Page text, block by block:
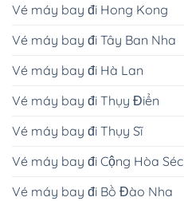
Vé máy bay đi Hong Kong
Vé máy bay đi Tây Ban Nha
Vé máy bay đi Hà Lan
Vé máy bay đi Thụy Điển
Vé máy bay đi Thụy Sĩ
Vé máy bay đi Cộng Hòa Séc
Vé máy bay đi Bồ Đào Nha